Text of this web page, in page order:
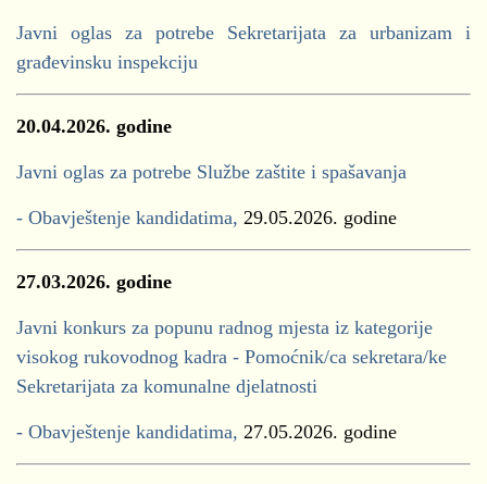
Javni oglas za potrebe Sekretarijata za urbanizam i
građevinsku inspekciju
20.04.2026. godine
Javni oglas za potrebe Službe zaštite i spašavanja
- Obavještenje kandidatima, 29.05.2026. godine
27.03.2026. godine
Javni konkurs za popunu radnog mjesta iz kategorije
visokog rukovodnog kadra - Pomoćnik/ca sekretara/ke
Sekretarijata za komunalne djelatnosti
- Obavještenje kandidatima, 27.05.2026. godine